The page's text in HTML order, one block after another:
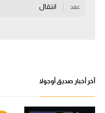
سعودي في الجول
رياضات أخرى
عقد انتقال
آخر أخبار صديق أوجولا